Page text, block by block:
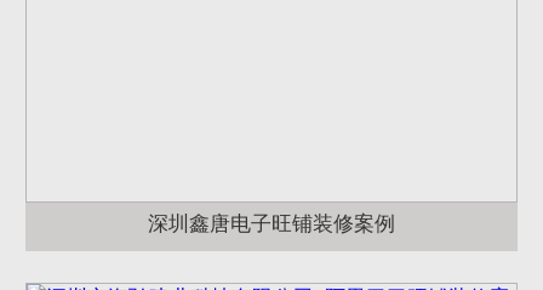
深圳鑫唐电子旺铺装修案例